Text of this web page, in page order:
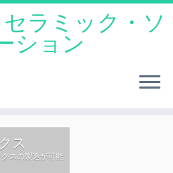
ラミック・ソ
ション
ス
スの製造が可能